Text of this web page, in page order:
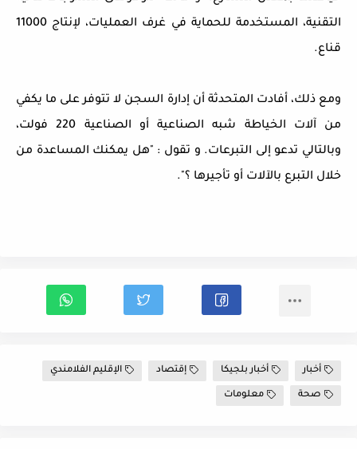
التقنية، المستخدمة للحماية في غرف العمليات، لإنتاج 11000
قناع.
ومع ذلك، أفادت المتحدثة أن إدارة السجن لا تتوفر على ما يكفي
من آلات الخياطة شبه الصناعية أو الصناعية 220 فولت،
وبالتالي تدعو إلى التبرعات. و تقول : "هل يمكنك المساعدة من
خلال التبرع بالآلات أو تأجيرها ؟".
أخبار أخبار بلجيكا إقتصاد الإقليم الفلامندي
صحة معلومات